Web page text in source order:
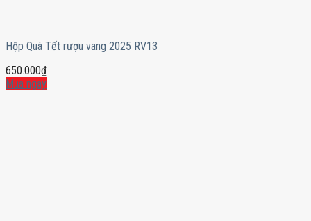
Hộp Quà Tết rượu vang 2025 RV13
650.000₫
Mua ngay